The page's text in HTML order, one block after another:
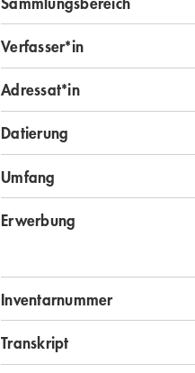
Verfasser*in
Adressat*in
Datierung
Umfang
Erwerbung
Inventarnummer
Transkript